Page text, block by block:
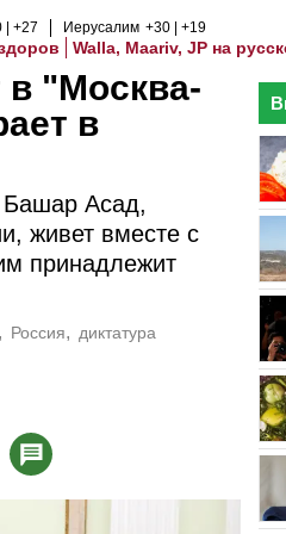
+27 Иерусалим +30 +19
Walla, Maariv, JP на
"Москва-
в
Башар Асад,
живет вместе с
принадлежит
Россия
диктатура